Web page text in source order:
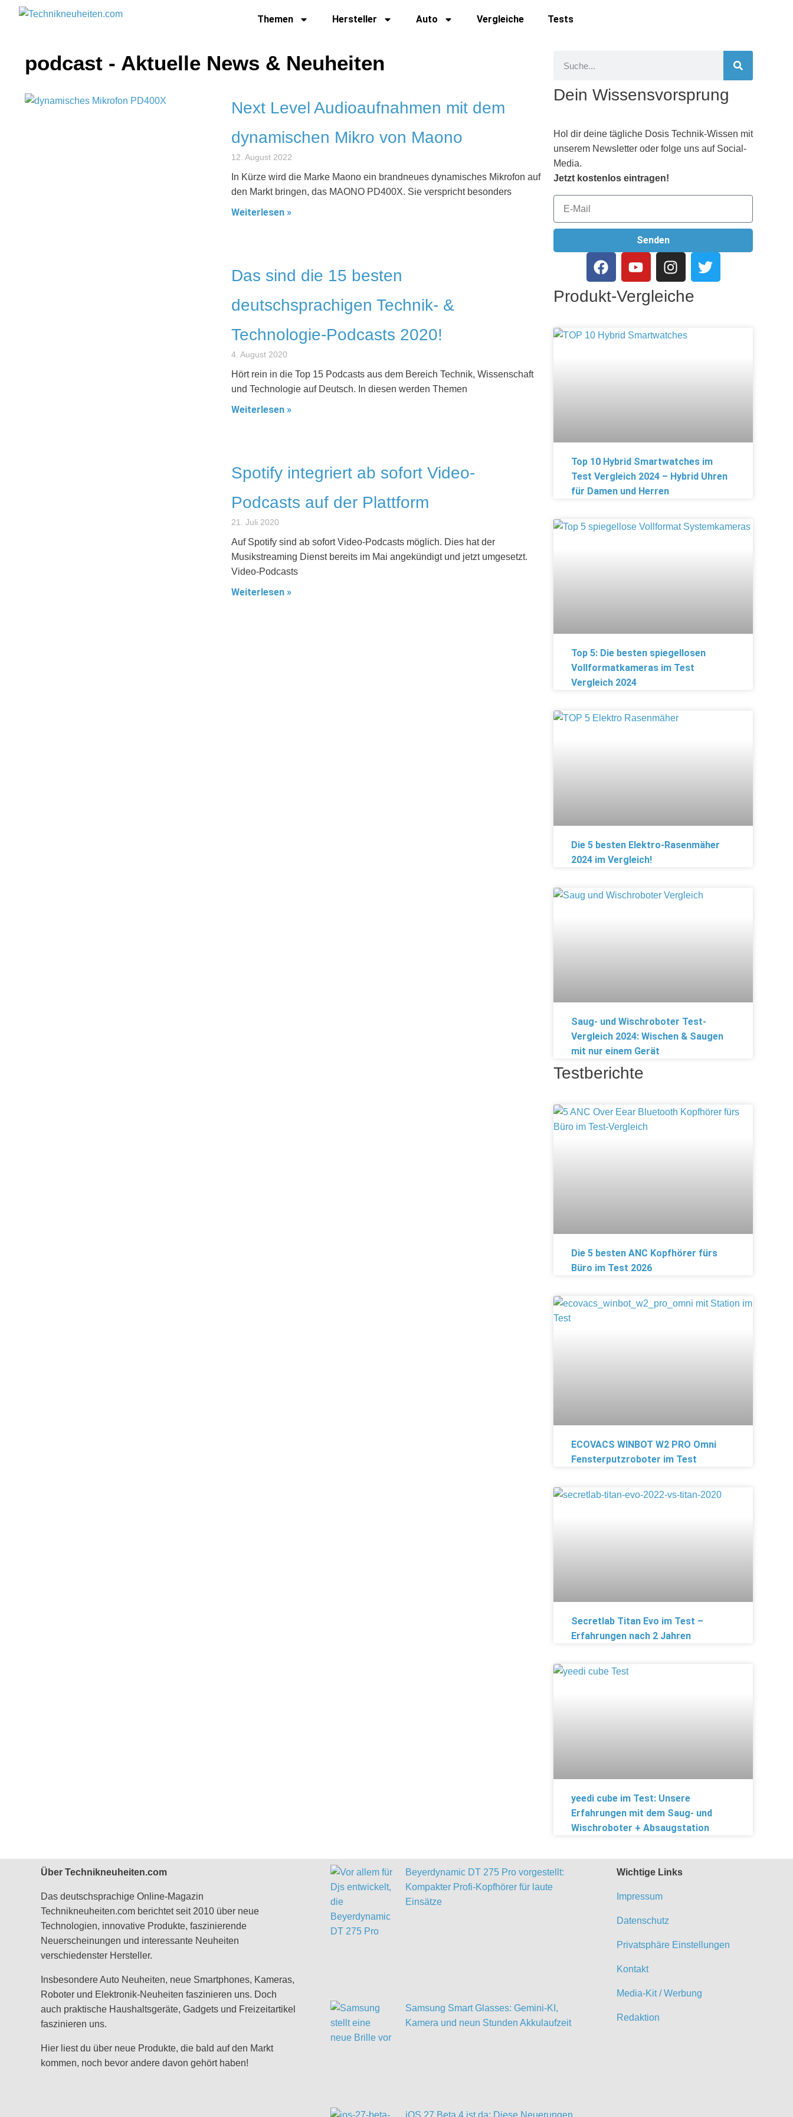
Themen Hersteller Auto Vergleiche Tests
podcast - Aktuelle News & Neuheiten
Next Level Audioaufnahmen mit dem
dynamischen Mikro von Maono
12. August 2022
In Kürze wird die Marke Maono ein brandneues dynamisches Mikrofon auf
den Markt bringen, das MAONO PD400X. Sie verspricht besonders
Weiterlesen »
Das sind die 15 besten
deutschsprachigen Technik- &
Technologie-Podcasts 2020!
4. August 2020
Hört rein in die Top 15 Podcasts aus dem Bereich Technik, Wissenschaft
und Technologie auf Deutsch. In diesen werden Themen
Weiterlesen »
Spotify integriert ab sofort Video-
Podcasts auf der Plattform
21. Juli 2020
Auf Spotify sind ab sofort Video-Podcasts möglich. Dies hat der
Musikstreaming Dienst bereits im Mai angekündigt und jetzt umgesetzt.
Video-Podcasts
Weiterlesen »
Dein Wissensvorsprung
Hol dir deine tägliche Dosis Technik-Wissen mit
unserem Newsletter oder folge uns auf Social-
Media.
Jetzt kostenlos eintragen!
Senden
Produkt-Vergleiche
Top 10 Hybrid Smartwatches im
Test Vergleich 2024 – Hybrid Uhren
für Damen und Herren
Top 5: Die besten spiegellosen
Vollformatkameras im Test
Vergleich 2024
Die 5 besten Elektro-Rasenmäher
2024 im Vergleich!
Saug- und Wischroboter Test-
Vergleich 2024: Wischen & Saugen
mit nur einem Gerät
Testberichte
Die 5 besten ANC Kopfhörer fürs
Büro im Test 2026
ECOVACS WINBOT W2 PRO Omni
Fensterputzroboter im Test
Secretlab Titan Evo im Test –
Erfahrungen nach 2 Jahren
yeedi cube im Test: Unsere
Erfahrungen mit dem Saug- und
Wischroboter + Absaugstation
Über Technikneuheiten.com
Das deutschsprachige Online-Magazin
Technikneuheiten.com berichtet seit 2010 über neue
Technologien, innovative Produkte, faszinierende
Neuerscheinungen und interessante Neuheiten
verschiedenster Hersteller.
Insbesondere Auto Neuheiten, neue Smartphones, Kameras,
Roboter und Elektronik-Neuheiten faszinieren uns. Doch
auch praktische Haushaltsgeräte, Gadgets und Freizeitartikel
faszinieren uns.
Hier liest du über neue Produkte, die bald auf den Markt
kommen, noch bevor andere davon gehört haben!
Beyerdynamic DT 275 Pro vorgestellt:
Kompakter Profi-Kopfhörer für laute
Einsätze
Samsung Smart Glasses: Gemini-KI,
Kamera und neun Stunden Akkulaufzeit
iOS 27 Beta 4 ist da: Diese Neuerungen
Wichtige Links
Impressum
Datenschutz
Privatsphäre Einstellungen
Kontakt
Media-Kit / Werbung
Redaktion